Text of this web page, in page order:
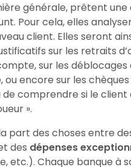
générale, prêtent
Pour cela, elles
client. Elles seront
sur les retraits
sur les
ou encore sur les
comprendre si le client
».
part des choses entre
des dépenses
etc.). Chaque banque à